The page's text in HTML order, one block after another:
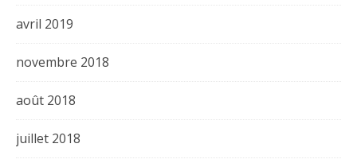
avril 2019
novembre 2018
août 2018
juillet 2018